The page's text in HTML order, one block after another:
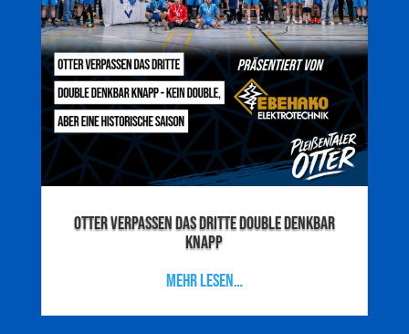
Otter verpassen das dritte Double denkbar
knapp
mehr lesen…